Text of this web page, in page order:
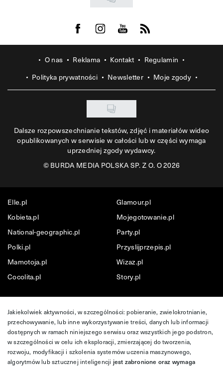
Visit us on Facebook
Visit us on Instagram
Visit us on Youtube
Visit us on Rss
O nas Reklama Kontakt
Regulamin
Polityka prywatności
Newsletter Moje zgody
Dalsze rozpowszechnianie tekstów, zdjęć i materiałów wideo
opublikowanych w serwisie w całości lub w części wymaga
uprzedniej zgody wydawcy.
©BURDA MEDIA POLSKA SP. Z O. O 2026
Elle.pl
Glamour.pl
Kobieta.pl
Mojegotowanie.pl
National-geographic.pl
Party.pl
Polki.pl
Przyslijprzepis.pl
Mamotoja.pl
Wizaz.pl
Cocolita.pl
Story.pl
Jakiekolwiek aktywności, w szczególności: pobieranie, zwielokrotnianie,
przechowywanie, lub inne wykorzystywanie treści, danych lub informacji
dostępnych w ramach niniejszego serwisu oraz wszystkich jego podstron,
w szczególności w celu ich eksploracji, zmierzającej do tworzenia,
rozwoju, modyfikacji i szkolenia systemów uczenia maszynowego,
algorytmów lub sztucznej inteligencji jest zabronione oraz wymaga